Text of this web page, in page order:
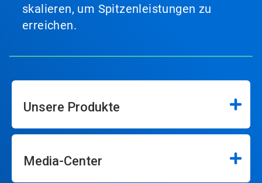
skalieren, um Spitzenleistungen zu
erreichen.
Unsere Produkte
Media-Center